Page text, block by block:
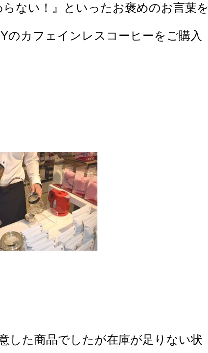
ない！』といったお褒めのお言葉を
のカフェインレスコーヒーをご購入
した商品でしたが在庫が足りない状